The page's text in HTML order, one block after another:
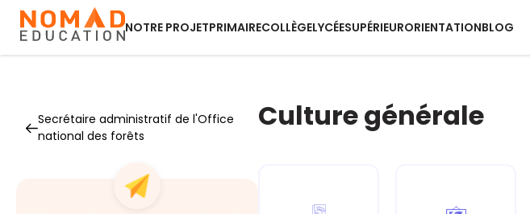
NOTRE PROJETPRIMAIRECOLLÈGELYCÉESUPÉRIEURORIENTATIONBLOG
Secrétaire administratif de l'Office
national des forêts
Culture générale